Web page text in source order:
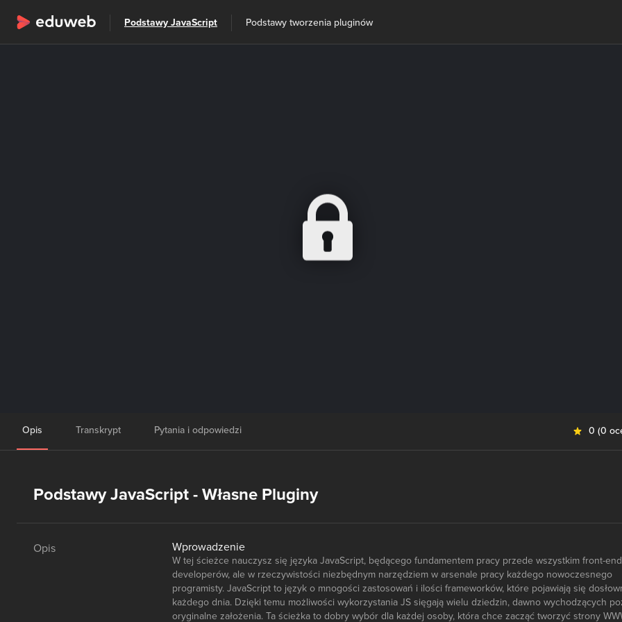
Wszystkie kategorie Szkolenia
Podstawy JavaScript Podstawy tworzenia pluginów
Opis Transkrypt Pytania i odpowiedzi 0 (0
Podstawy JavaScript - Własne Pluginy
Opis Wprowadzenie
W tej ścieżce nauczysz się języka JavaScript, będącego fundamentem pracy przede wszystkim front-end
developerów, ale w rzeczywistości niezbędnym narzędziem w arsenale pracy każdego nowoczesnego
programisty. JavaScript to język o mnogości zastosowań i ilości frameworków, które pojawiają się
każdego dnia. Dzięki temu możliwości wykorzystania JS sięgają wielu dziedzin, dawno wychodzących
oryginalne założenia. Ta ścieżka to dobry wybór dla każdej osoby, która chce zacząć tworzyć strony